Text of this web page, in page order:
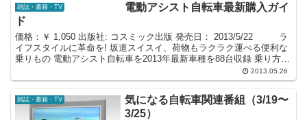
雑誌・書籍・TV
電動アシスト自転車最新購入ガイ
ド
価格：￥ 1,050 出版社: コスミック出版 発売日： 2013/5/22 ラ
イフスタイルに革命を! 坂道スイスイ、荷物もラクラク運べる便利な
乗りもの 電動アシスト自転車を2013年最新車種を88台収録 乗り方や
2013.05.26
雑誌・書籍・TV
気になる自転車関連番組（3/19〜
3/25）